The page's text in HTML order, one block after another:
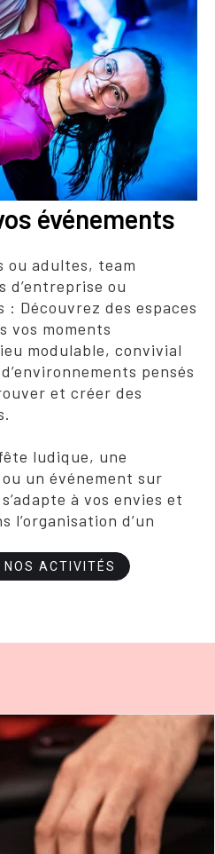
événements
ou adultes, team
d’entreprise ou
Découvrez des espaces
vos moments
modulable, convivial
pensés
et créer des
ludique, une
un événement sur
à vos envies et
l’organisation d’un
NOS ACTIVITÉS